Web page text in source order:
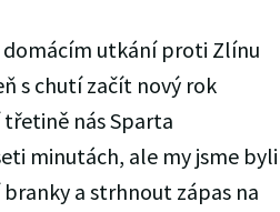
domácím utkání proti Zlínu
s chutí začít nový rok
nás Sparta
minutách, ale my jsme byli
a strhnout zápas na